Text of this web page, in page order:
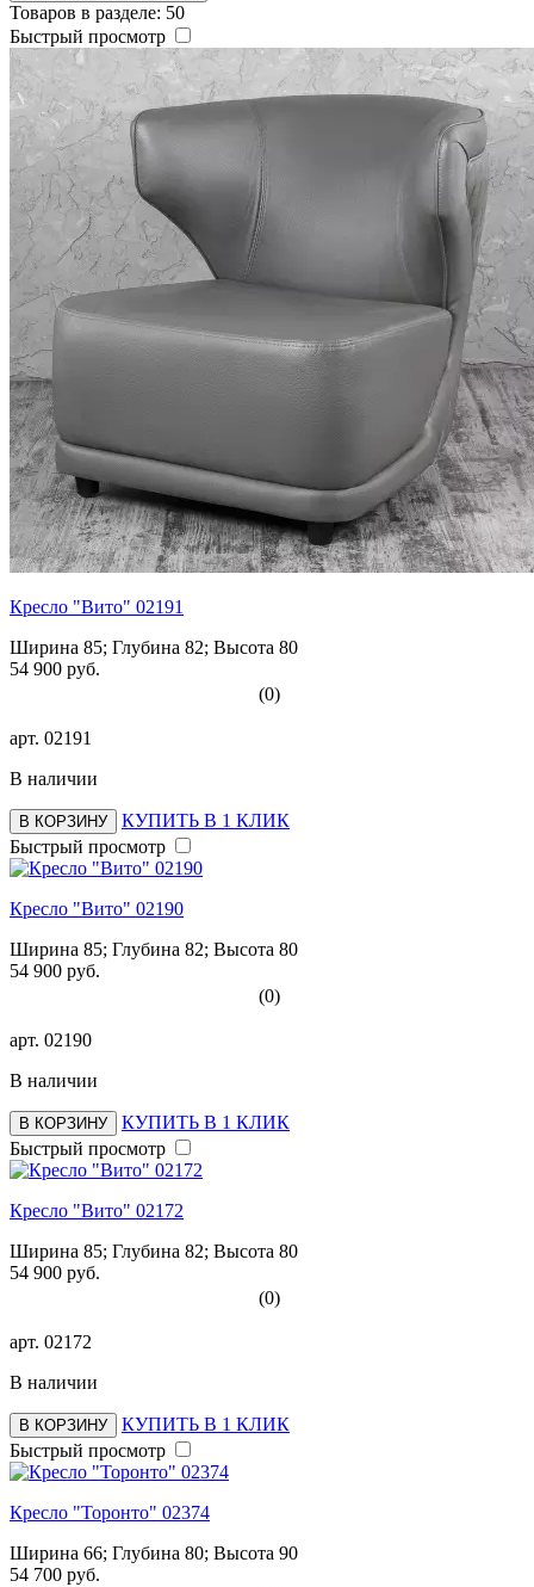
Товаров в разделе: 50
Быстрый просмотр
Кресло "Вито" 02191
Ширина 85; Глубина 82; Высота 80
54 900 руб.
(0)
арт. 02191
В наличии
В КОРЗИНУ
КУПИТЬ В 1 КЛИК
Быстрый просмотр
Кресло "Вито" 02190
Ширина 85; Глубина 82; Высота 80
54 900 руб.
(0)
арт. 02190
В наличии
В КОРЗИНУ
КУПИТЬ В 1 КЛИК
Быстрый просмотр
Кресло "Вито" 02172
Ширина 85; Глубина 82; Высота 80
54 900 руб.
(0)
арт. 02172
В наличии
В КОРЗИНУ
КУПИТЬ В 1 КЛИК
Быстрый просмотр
Кресло "Торонто" 02374
Ширина 66; Глубина 80; Высота 90
54 700 руб.